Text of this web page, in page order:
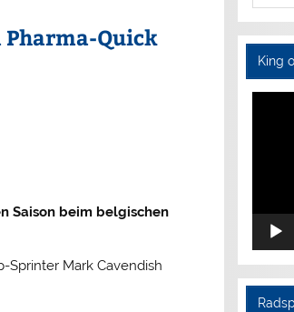
Quick
Saison beim belgischen
Sprinter Mark Cavendish
King
Video-